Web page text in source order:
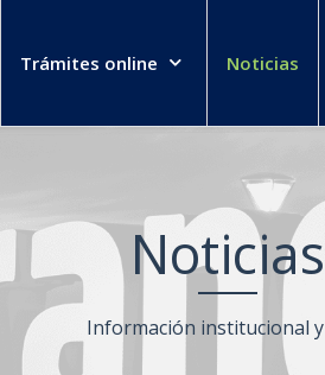
Trámites online Noticias
Noticias
Información institucional